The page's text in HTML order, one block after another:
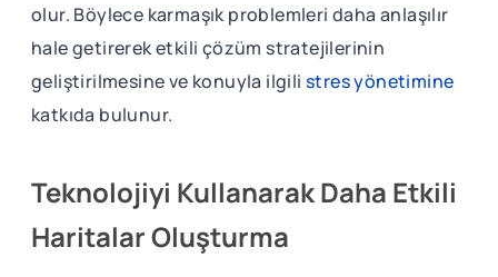
olur. Böylece karmaşık problemleri daha anlaşılır
hale getirerek etkili çözüm stratejilerinin
geliştirilmesine ve konuyla ilgili stres yönetimine
katkıda bulunur.
Teknolojiyi Kullanarak Daha Etkili
Haritalar Oluşturma